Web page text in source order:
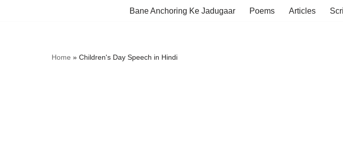
Bane Anchoring Ke Jadugaar Poems Articles
Home » Children's Day Speech in Hindi